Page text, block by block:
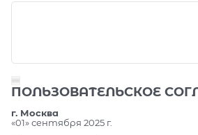
ПОЛЬЗОВАТЕЛЬСКОЕ
г. Москва
«01» сентября 2025 г.